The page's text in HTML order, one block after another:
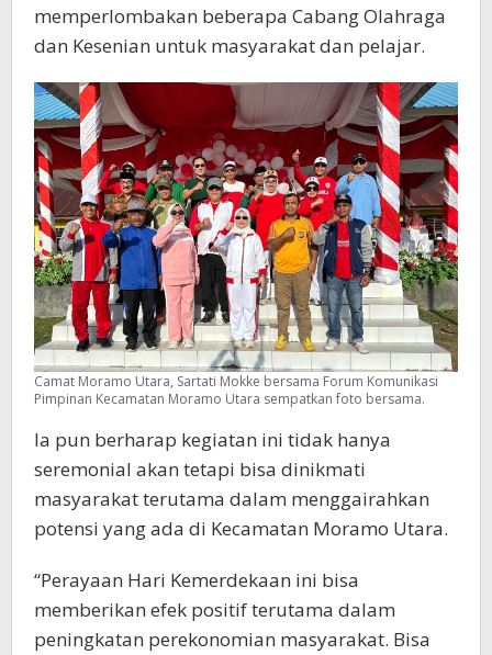
memperlombakan beberapa Cabang Olahraga
dan Kesenian untuk masyarakat dan pelajar.
Camat Moramo Utara, Sartati Mokke bersama Forum Komunikasi
Pimpinan Kecamatan Moramo Utara sempatkan foto bersama.
Ia pun berharap kegiatan ini tidak hanya
seremonial akan tetapi bisa dinikmati
masyarakat terutama dalam menggairahkan
potensi yang ada di Kecamatan Moramo Utara.
“Perayaan Hari Kemerdekaan ini bisa
memberikan efek positif terutama dalam
peningkatan perekonomian masyarakat. Bisa